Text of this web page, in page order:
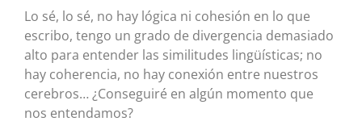
Lo sé, lo sé, no hay lógica ni cohesión en lo que
escribo, tengo un grado de divergencia demasiado
alto para entender las similitudes lingüísticas; no
hay coherencia, no hay conexión entre nuestros
cerebros… ¿Conseguiré en algún momento que
nos entendamos?